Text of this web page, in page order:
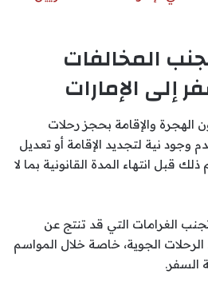
المخالفات
إلى الإمارات
والإقامة بحجز رحلات
وجود نية لتجديد الإقامة أو تعديل
قبل انتهاء المدة القانونية بما لا
الغرامات التي قد تنتج عن
الرحلات الجوية، خاصة خلال المواسم
السفر.